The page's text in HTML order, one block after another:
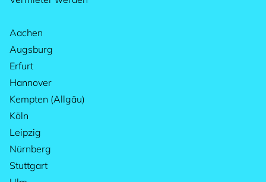
Aachen
Augsburg
Erfurt
Hannover
Kempten (Allgäu)
Köln
Leipzig
Nürnberg
Stuttgart